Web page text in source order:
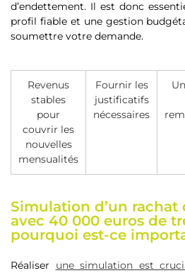
d’endettement. Il est donc
profil fiable et une gestion
soumettre votre demande.
Revenus
stables
pour
couvrir les
nouvelles
mensualités
Fournir les
justificatifs
nécessaires
Simulation d’un rachat
avec 40 000 euros de
pourquoi est-ce
Réaliser une simulation est